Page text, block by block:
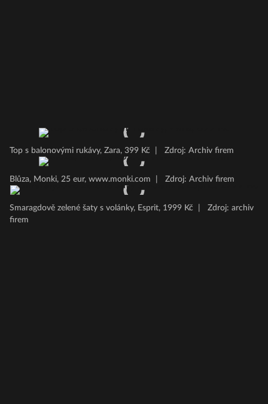
Top s balonovými rukávy, Zara, 399 Kč Zdroj: Archiv firem
Blůza, Monki, 25 eur, www.monki.com Zdroj: Archiv firem
Smaragdově zelené šaty s volánky, Esprit, 1999 Kč
Zdroj: archiv
firem